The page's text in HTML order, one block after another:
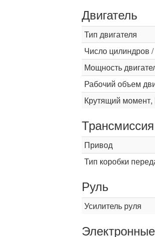
Двигатель
Тип двигателя
Число цилиндров
Мощность
Рабочий объем
Крутящий момент,
Трансмиссия
Привод
Тип коробки
Руль
Усилитель руля